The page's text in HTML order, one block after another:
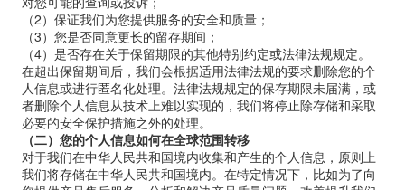
（2）保证我们为您提供服务的安全和质量；
（3）您是否同意更长的留存期间；
（4）是否存在关于保留期限的其他特别约定或法律法规规定。
在超出保留期间后，我们会根据适用法律法规的要求删除您的个
人信息或进行匿名化处理。法律法规规定的保存期限未届满，或
者删除个人信息从技术上难以实现的，我们将停止除存储和采取
必要的安全保护措施之外的处理。
（二）您的个人信息如何在全球范围转移
对于我们在中华人民共和国境内收集和产生的个人信息，原则上
我们将存储在中华人民共和国境内。在特定情况下，比如为了向